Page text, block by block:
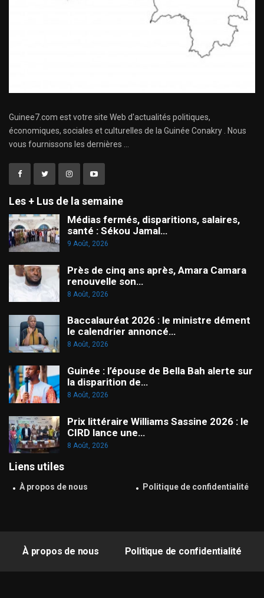
Guinee7.com est votre site Web d'actualités politiques,
économiques, sociales et culturelles de la Guinée Conakry . Nous
vous fournissons les dernières ...
Les + Lus de la semaine
Médias fermés, disparitions, salaires,
santé : Sékou Jamal…
9 Août, 2026
Près de cinq ans après, Amara Camara
renouvelle son…
8 Août, 2026
Baccalauréat 2026 : le ministre dément
le calendrier annoncé…
8 Août, 2026
Guinée : l’épouse de Bella Bah alerte sur
la disparition de…
8 Août, 2026
Prix littéraire Williams Sassine 2026 : le
CIRD lance une…
8 Août, 2026
Liens utiles
À propos de nous Politique de confidentialité
À propos de nous Politique de confidentialité